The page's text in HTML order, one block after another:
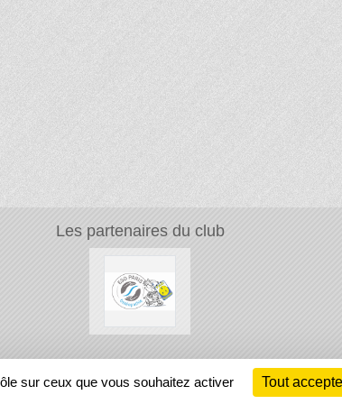
Les partenaires du club
sur ceux que vous souhaitez activer Tout